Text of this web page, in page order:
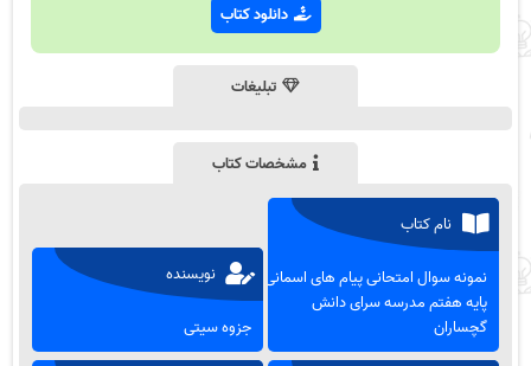
دانلود کتاب
تبلیغات
مشخصات کتاب
نام کتاب
نمونه سوال امتحانی پیام های اسمانی
پایه هفتم مدرسه سرای دانش
گچساران
نویسنده
جزوه سیتی